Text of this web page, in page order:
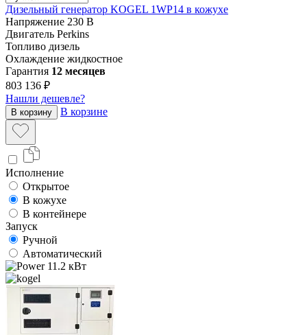
Дизельный генератор KOGEL 1WP14 в кожухе
Напряжение 230 В
Двигатель Perkins
Топливо дизель
Охлаждение жидкостное
Гарантия 12 месяцев
803 136 ₽
Нашли дешевле?
В корзину В корзине
Исполнение
Открытое
В кожухе
В контейнере
Запуск
Ручной
Автоматический
11.2 кВт